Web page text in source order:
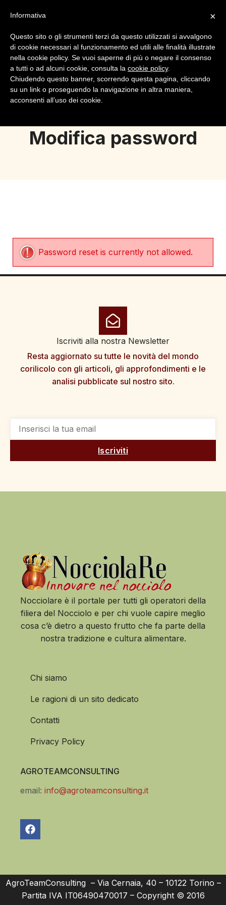
Login Registrazione
Modifica password
Password reset is currently not allowed.
Iscriviti alla nostra Newsletter
Resta aggiornato su tutte le novità del mondo
corilicolo con gli articoli, gli approfondimenti e le
analisi pubblicate sul nostro sito.
Iscriviti
Nocciolare è il portale per tutti gli operatori della
filiera del Nocciolo e per chi vuole capire meglio
cosa c’è dietro a questo frutto che fa parte della
nostra tradizione e cultura alimentare.
Chi siamo
Le ragioni di un sito dedicato
Contatti
Privacy Policy
AGROTEAMCONSULTING
email: info@agroteamconsulting.it
AgroTeamConsulting – Via Cernaia, 40 – 10122 Torino –
Partita IVA IT06490470017 – Copyright © 2016
×
Informativa
Questo sito o gli strumenti terzi da questo utilizzati si avvalgono
di cookie necessari al funzionamento ed utili alle finalità illustrate
nella cookie policy. Se vuoi saperne di più o negare il consenso
a tutti o ad alcuni cookie, consulta la cookie policy.
Chiudendo questo banner, scorrendo questa pagina, cliccando
su un link o proseguendo la navigazione in altra maniera,
acconsenti all’uso dei cookie.